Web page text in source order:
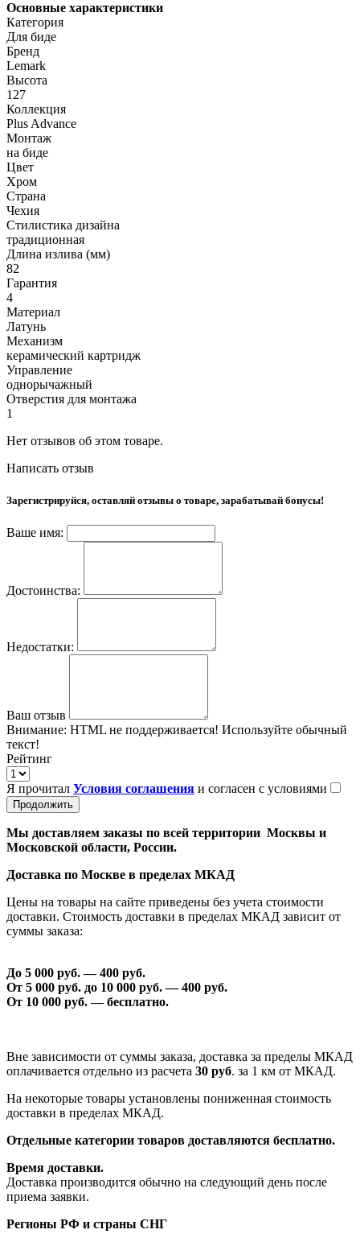
Основные характеристики
Категория
Для биде
Бренд
Lemark
Высота
127
Коллекция
Plus Advance
Монтаж
на биде
Цвет
Хром
Страна
Чехия
Стилистика дизайна
традиционная
Длина излива (мм)
82
Гарантия
4
Материал
Латунь
Механизм
керамический картридж
Управление
однорычажный
Отверстия для монтажа
1
Нет отзывов об этом товаре.
Написать отзыв
Зарегистрируйся, оставляй отзывы о товаре, зарабатывай бонусы!
Ваше имя:
Достоинства:
Недостатки:
Ваш отзыв
Внимание: HTML не поддерживается! Используйте обычный
текст!
Рейтинг
Я прочитал Условия соглашения и согласен с условиями
Продолжить
Мы доставляем заказы по всей территории Москвы и
Московской области, России.
Доставка по Москве в пределах МКАД
Цены на товары на сайте приведены без учета стоимости
доставки. Стоимость доставки в пределах МКАД зависит от
суммы заказа:
До 5 000 руб. —400 руб.
От 5 000 руб. до 10 000 руб. —400 руб.
От 10 000 руб. — бесплатно.
Вне зависимости от суммы заказа, доставка за пределы МКАД
оплачивается отдельно из расчета 30 руб. за 1 км от МКАД.
На некоторые товары установлены пониженная стоимость
доставки в пределах МКАД.
Отдельные категории товаров доставляются бесплатно.
Время доставки.
Доставка производится обычно на следующий день после
приема заявки.
Регионы РФ и страны СНГ